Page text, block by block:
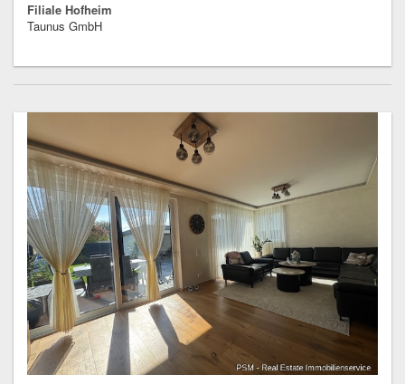
Filiale Hofheim
Taunus GmbH